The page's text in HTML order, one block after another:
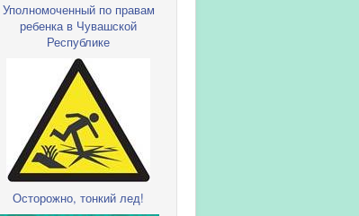
Уполномоченный по правам
ребенка в Чувашской
Республике
Осторожно, тонкий лед!